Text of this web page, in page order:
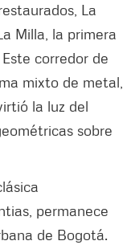
La
Milla, la primera
corredor de
mixto de metal,
la luz del
sobre
permanece
de Bogotá.